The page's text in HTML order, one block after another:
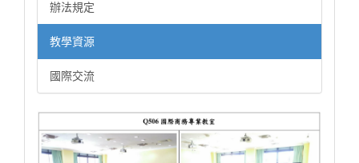
辦法規定
教學資源
國際交流